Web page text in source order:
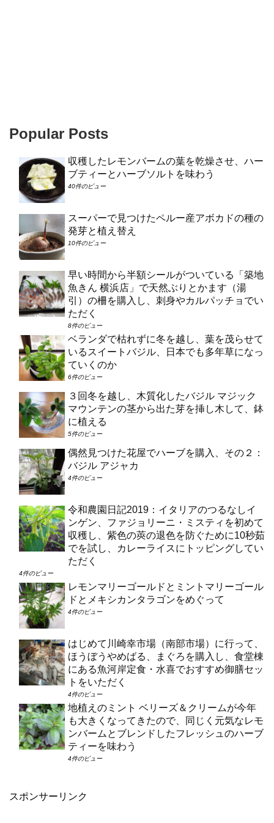
Popular Posts
収穫したレモンバームの葉を乾燥させ、ハー
ブティーとハーブソルトを味わう
40件のビュー
スーパーで見つけたペルー産アボカドの種の
発芽と植え替え
10件のビュー
早い時間から半額シールがついている「築地
魚きん 横浜店」で天然ぶりとかます（湯
引）の柵を購入し、刺身やカルパッチョでい
ただく
8件のビュー
ベランダで枯れずに冬を越し、葉を茂らせて
いるスイートバジル、日本でも多年草になっ
ていくのか
6件のビュー
３回冬を越し、木質化したバジル マジック
マウンテンの茎から出た芽を挿し木して、鉢
に植える
5件のビュー
偶然見つけた花屋でハーブを購入、その２：
バジル アジャカ
4件のビュー
令和農園日記2019：イタリアのつるなしイ
ンゲン、ファジョリーニ・ミスティを初めて
収穫し、紫色の莢の退色を防ぐために10秒茹
でを試し、カレーライスにトッピングしてい
ただく
4件のビュー
レモンマリーゴールドとミントマリーゴール
ドとメキシカンタラゴンをめぐって
4件のビュー
はじめて川崎幸市場（南部市場）に行って、
ほうぼうやめばる、まぐろを購入し、食堂棟
にある魚河岸定食・水喜でおすすめ御膳セッ
トをいただく
4件のビュー
地植えのミント ベリーズ＆クリームが今年
も大きくなってきたので、同じく元気なレモ
ンバームとブレンドしたフレッシュのハーブ
ティーを味わう
4件のビュー
スポンサーリンク